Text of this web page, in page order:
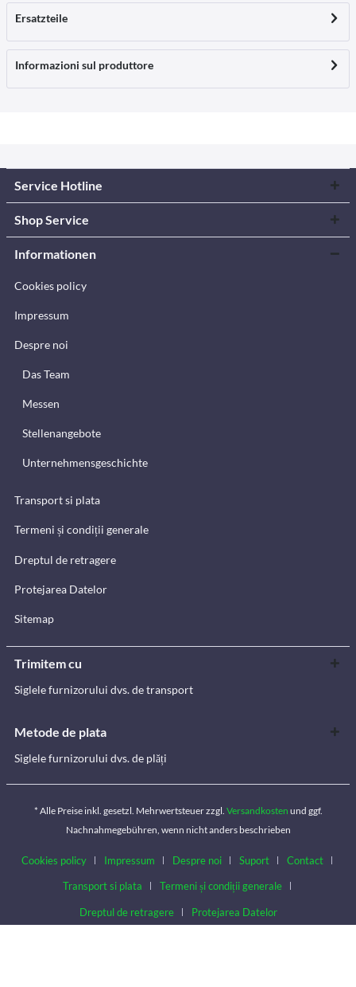
Ersatzteile
Informazioni sul produttore
Service Hotline
Shop Service
Informationen
Cookies policy
Impressum
Despre noi
Das Team
Messen
Stellenangebote
Unternehmensgeschichte
Transport si plata
Termeni și condiții generale
Dreptul de retragere
Protejarea Datelor
Sitemap
Trimitem cu
Siglele furnizorului dvs. de transport
Metode de plata
Siglele furnizorului dvs. de plăți
* Alle Preise inkl. gesetzl. Mehrwertsteuer zzgl. Versandkosten und ggf.
Nachnahmegebühren, wenn nicht anders beschrieben
Cookies policy Impressum Despre noi Suport
Contact
Transport si plata
Termeni și condiții generale
Dreptul de retragere Protejarea Datelor